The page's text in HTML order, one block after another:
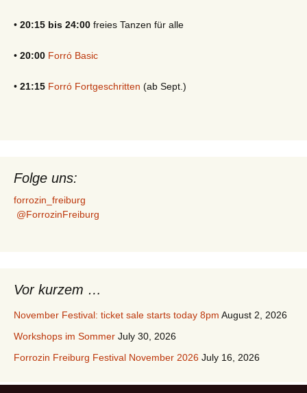
• 20:15 bis 24:00 freies Tanzen für alle
• 20:00 Forró Basic
• 21:15 Forró Fortgeschritten (ab Sept.)
Folge uns:
forrozin_freiburg
@ForrozinFreiburg
Vor kurzem …
November Festival: ticket sale starts today 8pm August 2, 2026
Workshops im Sommer July 30, 2026
Forrozin Freiburg Festival November 2026 July 16, 2026